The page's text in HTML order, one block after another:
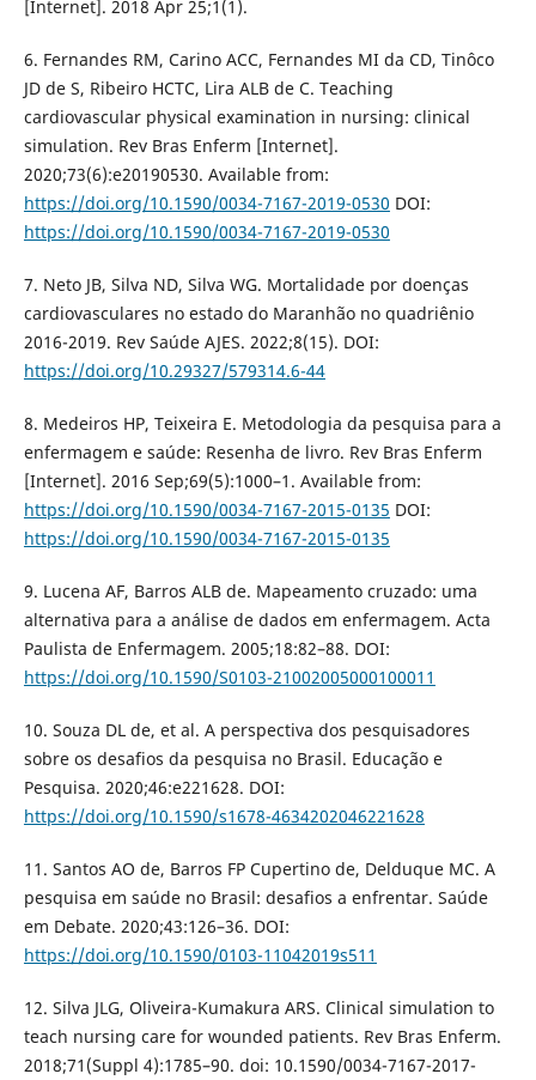
[Internet]. 2018 Apr 25;1(1).
6. Fernandes RM, Carino ACC, Fernandes MI da CD, Tinôco
JD de S, Ribeiro HCTC, Lira ALB de C. Teaching
cardiovascular physical examination in nursing: clinical
simulation. Rev Bras Enferm [Internet].
2020;73(6):e20190530. Available from:
https://doi.org/10.1590/0034-7167-2019-0530 DOI:
https://doi.org/10.1590/0034-7167-2019-0530
7. Neto JB, Silva ND, Silva WG. Mortalidade por doenças
cardiovasculares no estado do Maranhão no quadriênio
2016-2019. Rev Saúde AJES. 2022;8(15). DOI:
https://doi.org/10.29327/579314.6-44
8. Medeiros HP, Teixeira E. Metodologia da pesquisa para a
enfermagem e saúde: Resenha de livro. Rev Bras Enferm
[Internet]. 2016 Sep;69(5):1000–1. Available from:
https://doi.org/10.1590/0034-7167-2015-0135 DOI:
https://doi.org/10.1590/0034-7167-2015-0135
9. Lucena AF, Barros ALB de. Mapeamento cruzado: uma
alternativa para a análise de dados em enfermagem. Acta
Paulista de Enfermagem. 2005;18:82–88. DOI:
https://doi.org/10.1590/S0103-21002005000100011
10. Souza DL de, et al. A perspectiva dos pesquisadores
sobre os desafios da pesquisa no Brasil. Educação e
Pesquisa. 2020;46:e221628. DOI:
https://doi.org/10.1590/s1678-4634202046221628
11. Santos AO de, Barros FP Cupertino de, Delduque MC. A
pesquisa em saúde no Brasil: desafios a enfrentar. Saúde
em Debate. 2020;43:126–36. DOI:
https://doi.org/10.1590/0103-11042019s511
12. Silva JLG, Oliveira-Kumakura ARS. Clinical simulation to
teach nursing care for wounded patients. Rev Bras Enferm.
2018;71(Suppl 4):1785–90. doi: 10.1590/0034-7167-2017-